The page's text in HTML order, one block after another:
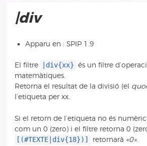
|div
Apparu en : SPIP 1.9
El filtre |div{xx} és un filtre
matemàtiques.
Retorna el resultat de la divisió (el
l’etiqueta per xx.
Si el retorn de l’etiqueta no és
com un 0 (zero) i el filtre retorna 0
[(#TEXTE|div{18})] retornarà «0».